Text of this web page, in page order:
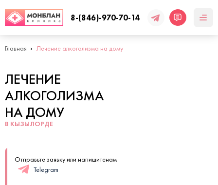
8-(846)-970-70-14
Главная Лечение алкоголизма на дому
ЛЕЧЕНИЕ
АЛКОГОЛИЗМА
НА ДОМУ
В КЫЗЫЛОРДЕ
Отправьте заявку или напишитенам
Telegram